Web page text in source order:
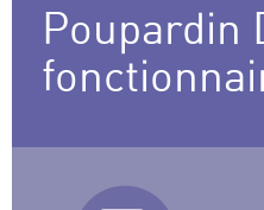
Poupardin